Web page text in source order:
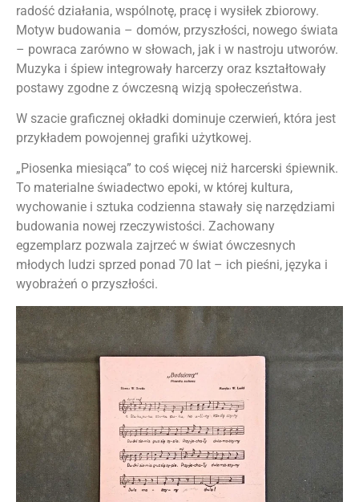
radość działania, wspólnotę, pracę i wysiłek zbiorowy.
Motyw budowania – domów, przyszłości, nowego świata
– powraca zarówno w słowach, jak i w nastroju utworów.
Muzyka i śpiew integrowały harcerzy oraz kształtowały
postawy zgodne z ówczesną wizją społeczeństwa.
W szacie graficznej okładki dominuje czerwień, która jest
przykładem powojennej grafiki użytkowej.
„Piosenka miesiąca” to coś więcej niż harcerski śpiewnik.
To materialne świadectwo epoki, w której kultura,
wychowanie i sztuka codzienna stawały się narzędziami
budowania nowej rzeczywistości. Zachowany
egzemplarz pozwala zajrzeć w świat ówczesnych
młodych ludzi sprzed ponad 70 lat – ich pieśni, języka i
wyobrażeń o przyszłości.